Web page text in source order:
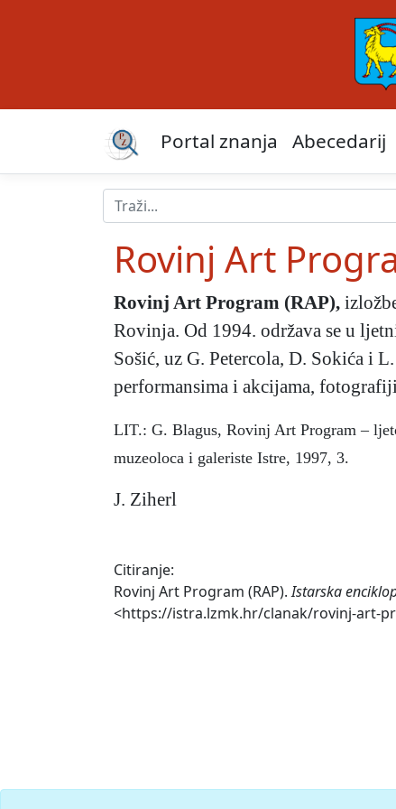
Portal znanja Abecedarij
Rovinj Art
Rovinj Art Program (RAP),
Rovinja. Od 1994. održava se u
Sošić, uz G. Petercola, D. Sokića i
performansima i akcijama,
LIT.: G. Blagus, Rovinj Art Program –
muzeoloca i galeriste Istre, 1997, 3.
J. Ziherl
Citiranje:
Rovinj Art Program (RAP).Istarska
<https://istra.lzmk.hr/clanak/rovinj-art-